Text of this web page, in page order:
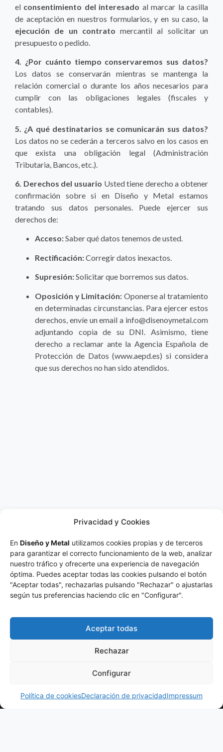
Privacidad y Cookies
En Diseño y Metal utilizamos cookies propias y de terceros
para garantizar el correcto funcionamiento de la web, analizar
nuestro tráfico y ofrecerte una experiencia de navegación
óptima. Puedes aceptar todas las cookies pulsando el botón
"Aceptar todas", rechazarlas pulsando "Rechazar" o ajustarlas
según tus preferencias haciendo clic en "Configurar".
Aceptar todas
Rechazar
Configurar
Política de cookiesDeclaración de privacidadImpressum
el consentimiento del interesado al marcar la casilla
de aceptación en nuestros formularios, y en su caso, la
ejecución de un contrato mercantil al solicitar un
presupuesto o pedido.
4. ¿Por cuánto tiempo conservaremos sus datos?
Los datos se conservarán mientras se mantenga la
relación comercial o durante los años necesarios para
cumplir con las obligaciones legales (fiscales y
contables).
5. ¿A qué destinatarios se comunicarán sus datos?
Los datos no se cederán a terceros salvo en los casos en
que exista una obligación legal (Administración
Tributaria, Bancos, etc.).
6. Derechos del usuario Usted tiene derecho a obtener
confirmación sobre si en Diseño y Metal estamos
tratando sus datos personales. Puede ejercer sus
derechos de:
Acceso:Saber qué datos tenemos de usted.
Rectificación:Corregir datos inexactos.
Supresión:Solicitar que borremos sus datos.
Oposición y Limitación: Oponerse al tratamiento
en determinadas circunstancias. Para ejercer estos
derechos, envíe un email a info@disenoymetal.com
adjuntando copia de su DNI. Asimismo, tiene
derecho a reclamar ante la Agencia Española de
Protección de Datos (www.aepd.es) si considera
que sus derechos no han sido atendidos.
artesanal
Nuestros
Productos
> Rejas de
>
Atención
cliente
info@disenoymetal.com
> 625 93 66
Corte Láser